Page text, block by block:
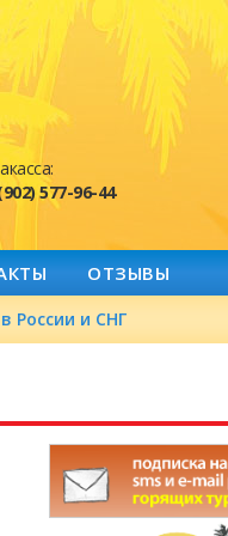
577-96-44
ОТЗЫВЫ
России и СНГ